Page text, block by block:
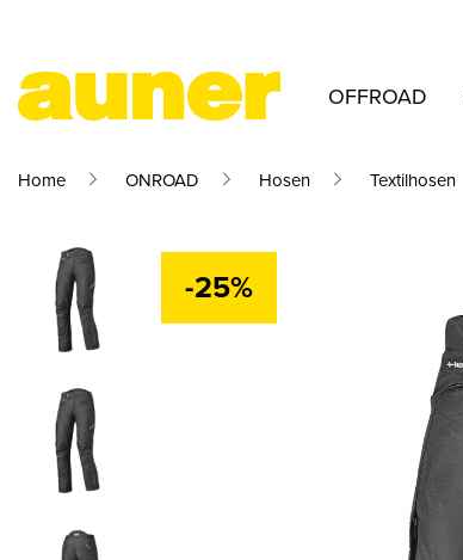
OFFROAD
Home ONROAD Hosen Textilhosen
-25%